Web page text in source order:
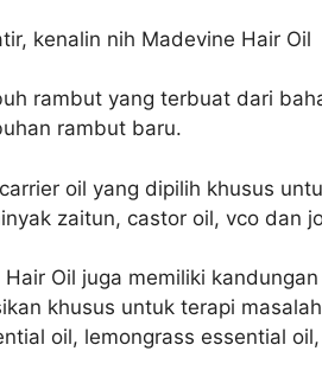
kenalin nih Madevine Hair Oil
rambut yang terbuat dari
rambut baru.
oil yang dipilih khusus
zaitun, castor oil, vco dan
Oil juga memiliki
khusus untuk terapi
oil, lemongrass essential